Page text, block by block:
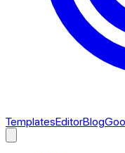
TemplatesEditorBlog